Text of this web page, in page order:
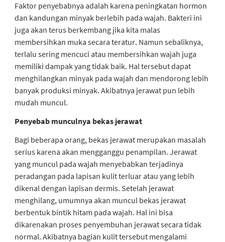
Alami
Faktor penyebabnya adalah karena peningkatan hormon
dan kandungan minyak berlebih pada wajah. Bakteri ini
juga akan terus berkembang jika kita malas
membersihkan muka secara teratur. Namun sebaliknya,
terlalu sering mencuci atau membersihkan wajah juga
memiliki dampak yang tidak baik. Hal tersebut dapat
menghilangkan minyak pada wajah dan mendorong lebih
banyak produksi minyak. Akibatnya jerawat pun lebih
mudah muncul.
Penyebab munculnya bekas jerawat
Bagi beberapa orang, bekas jerawat merupakan masalah
serius karena akan mengganggu penampilan. Jerawat
yang muncul pada wajah menyebabkan terjadinya
peradangan pada lapisan kulit terluar atau yang lebih
dikenal dengan lapisan dermis. Setelah jerawat
menghilang, umumnya akan muncul bekas jerawat
berbentuk bintik hitam pada wajah. Hal ini bisa
dikarenakan proses penyembuhan jerawat secara tidak
normal. Akibatnya bagian kulit tersebut mengalami